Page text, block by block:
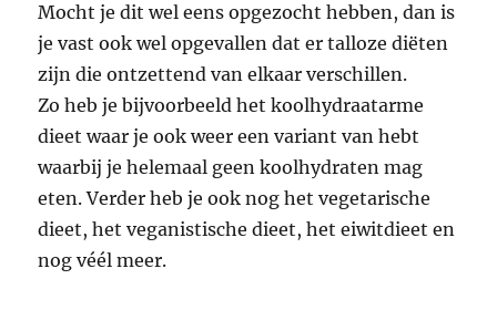
Mocht je dit wel eens opgezocht hebben, dan is
je vast ook wel opgevallen dat er talloze diëten
zijn die ontzettend van elkaar verschillen.
Zo heb je bijvoorbeeld het koolhydraatarme
dieet waar je ook weer een variant van hebt
waarbij je helemaal geen koolhydraten mag
eten. Verder heb je ook nog het vegetarische
dieet, het veganistische dieet, het eiwitdieet en
nog véél meer.